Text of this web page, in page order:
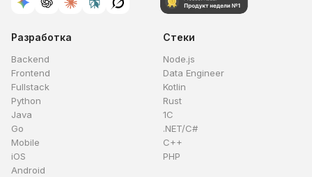
Разработка
Backend
Frontend
Fullstack
Python
Java
Go
Mobile
iOS
Android
Стеки
Node.js
Data Engineer
Kotlin
Rust
1C
.NET/C#
C++
PHP